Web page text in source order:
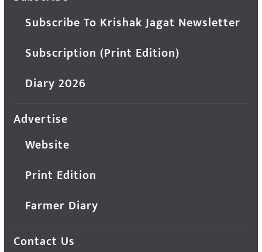
Subscribe To Krishak Jagat Newsletter
Subscription (Print Edition)
Diary 2026
Advertise
Website
Print Edition
Farmer Diary
Contact Us